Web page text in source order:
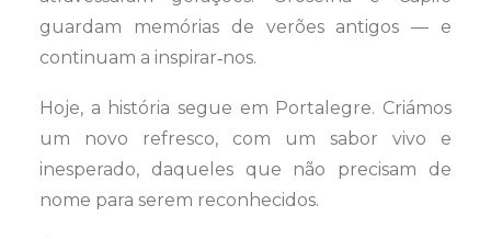
guardam memórias de verões antigos — e
continuam a inspirar‑nos.
Hoje, a história segue em Portalegre. Criámos
um novo refresco, com um sabor vivo e
inesperado, daqueles que não precisam de
nome para serem reconhecidos.